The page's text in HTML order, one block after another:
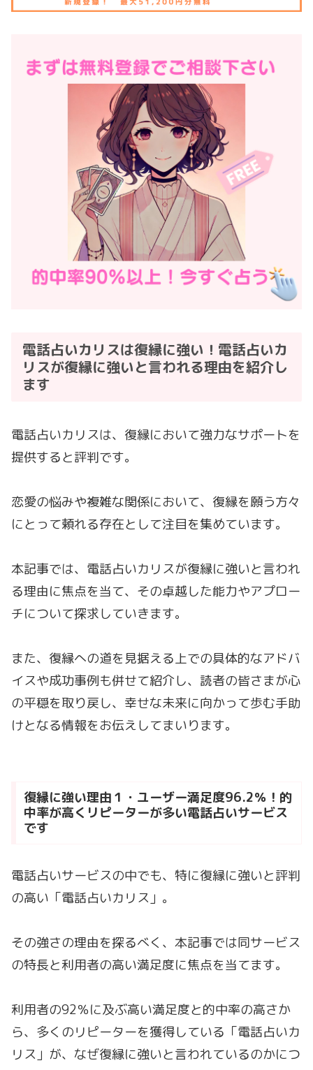
電話占いカリスは復縁に強い！電話占いカ
リスが復縁に強いと言われる理由を紹介し
ます
電話占いカリスは、復縁において強力なサポートを
提供すると評判です。
恋愛の悩みや複雑な関係において、復縁を願う方々
にとって頼れる存在として注目を集めています。
本記事では、電話占いカリスが復縁に強いと言われ
る理由に焦点を当て、その卓越した能力やアプロー
チについて探求していきます。
また、復縁への道を見据える上での具体的なアドバ
イスや成功事例も併せて紹介し、読者の皆さまが心
の平穏を取り戻し、幸せな未来に向かって歩む手助
けとなる情報をお伝えしてまいります。
復縁に強い理由１・ユーザー満足度96.2％！的
中率が高くリピーターが多い電話占いサービス
です
電話占いサービスの中でも、特に復縁に強いと評判
の高い「電話占いカリス」。
その強さの理由を探るべく、本記事では同サービス
の特長と利用者の高い満足度に焦点を当てます。
利用者の92％に及ぶ高い満足度と的中率の高さか
ら、多くのリピーターを獲得している「電話占いカ
リス」が、なぜ復縁に強いと言われているのかにつ